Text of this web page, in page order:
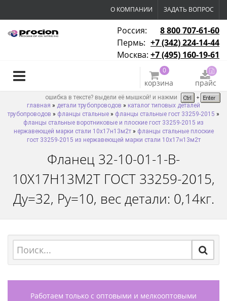
О КОМПАНИИ ЗАДАТЬ ВОПРОС
Россия:
8 800 707-61-60
Пермь: +7 (342) 224-14-44
Москва: +7 (495) 160-19-61
0
корзина прайс
ошибка в тексте? выдели её мышкой! и нажми
главная » детали трубопроводов » каталог типовых деталей
трубопроводов » фланцы стальные » фланцы стальные гост 33259-2015 »
фланцы стальные воротниковые и плоские гост 33259-2015 из
нержавеющей марки стали 10х17н13м2т» фланцы стальные плоские
гост 33259-2015 из нержавеющей марки стали 10х17н13м2т
Фланец 32-10-01-1-B-
10Х17Н13М2Т ГОСТ 33259-2015,
Ду=32, Ру=10, вес детали: 0,14кг.
Работаем только с оптовыми и мелкооптовыми